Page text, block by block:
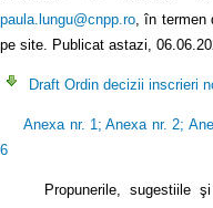
paula.lungu@cnpp.ro , în
pe site. Publicat astazi,
Draft Ordin decizii inscrieri
Anexa nr. 1 ;Anexa nr. 2;
6
Propunerile, sugestiile şi